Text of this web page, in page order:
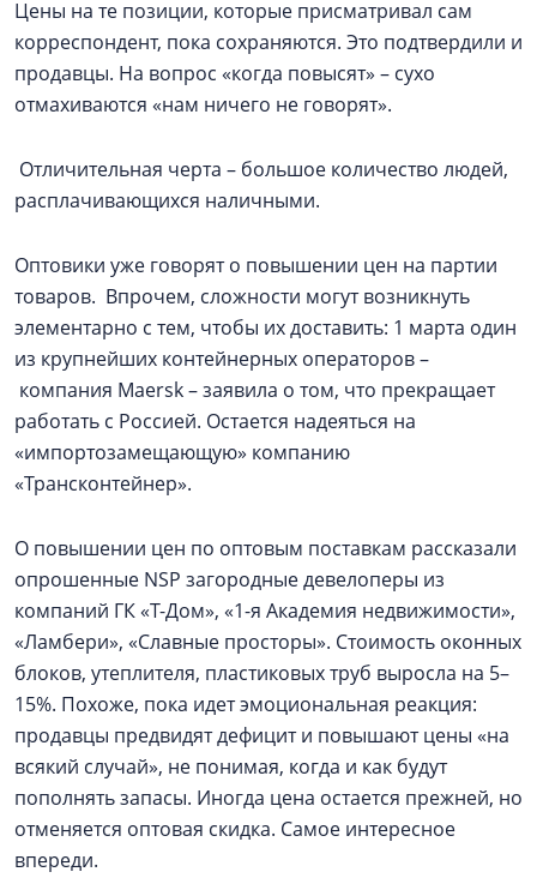
Цены на те позиции, которые присматривал сам
корреспондент, пока сохраняются. Это подтвердили и
продавцы. На вопрос «когда повысят» – сухо
отмахиваются «нам ничего не говорят».
Отличительная черта – большое количество людей,
расплачивающихся наличными.
Оптовики уже говорят о повышении цен на партии
товаров. Впрочем, сложности могут возникнуть
элементарно с тем, чтобы их доставить: 1 марта один
из крупнейших контейнерных операторов –
компания Maersk – заявила о том, что прекращает
работать с Россией. Остается надеяться на
«импортозамещающую» компанию
«Трансконтейнер».
О повышении цен по оптовым поставкам рассказали
опрошенные NSP загородные девелоперы из
компаний ГК «Т-Дом», «1-я Академия недвижимости»,
«Ламбери», «Славные просторы». Стоимость оконных
блоков, утеплителя, пластиковых труб выросла на 5–
15%. Похоже, пока идет эмоциональная реакция:
продавцы предвидят дефицит и повышают цены «на
всякий случай», не понимая, когда и как будут
пополнять запасы. Иногда цена остается прежней, но
отменяется оптовая скидка. Самое интересное
впереди.